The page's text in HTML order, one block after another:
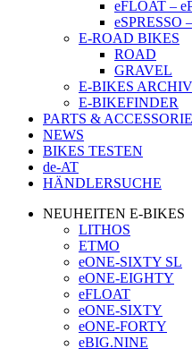
eFLOAT –
eSPRESSO
E-ROAD BIKES
ROAD
GRAVEL
E-BIKES
E-BIKEFINDER
PARTS &
NEWS
BIKES TESTEN
de-AT
HÄNDLERSUCHE
NEUHEITEN E-BIKES
LITHOS
ETMO
eONE-SIXTY SL
eONE-EIGHTY
eFLOAT
eONE-SIXTY
eONE-FORTY
eBIG.NINE